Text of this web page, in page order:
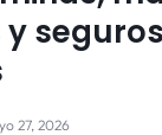
seguros
27, 2026